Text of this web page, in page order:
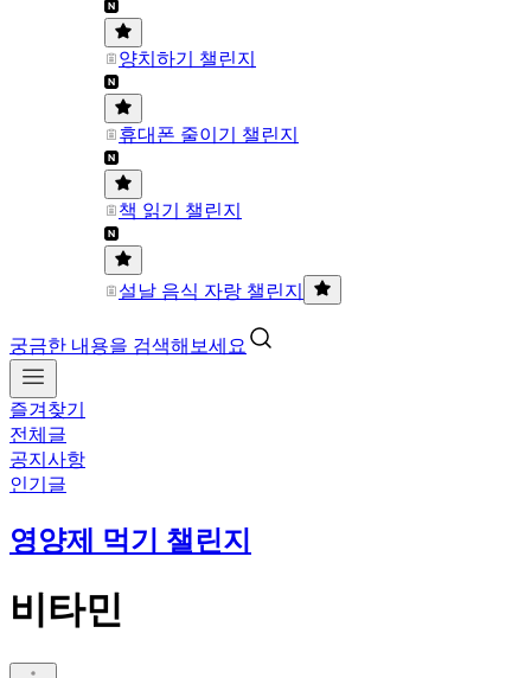
양치하기 챌린지
휴대폰 줄이기 챌린지
책 읽기 챌린지
설날 음식 자랑 챌린지
궁금한 내용을 검색해보세요
즐겨찾기
전체글
공지사항
인기글
영양제 먹기 챌린지
비타민